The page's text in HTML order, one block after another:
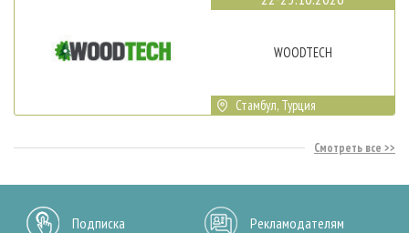
WOODTECH
Стамбул, Турция
Смотреть все
Подписка Рекламодателям